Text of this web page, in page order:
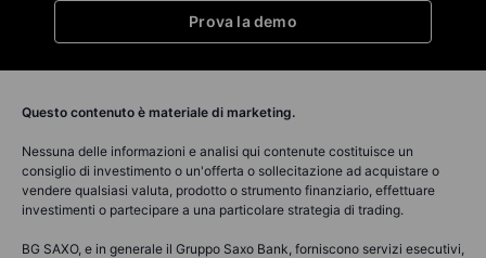
Prova la demo
Questo contenuto è materiale di marketing.
Nessuna delle informazioni e analisi qui contenute costituisce un
consiglio di investimento o un'offerta o sollecitazione ad acquistare o
vendere qualsiasi valuta, prodotto o strumento finanziario, effettuare
investimenti o partecipare a una particolare strategia di trading.
BG SAXO, e in generale il Gruppo Saxo Bank, forniscono servizi esecutivi,